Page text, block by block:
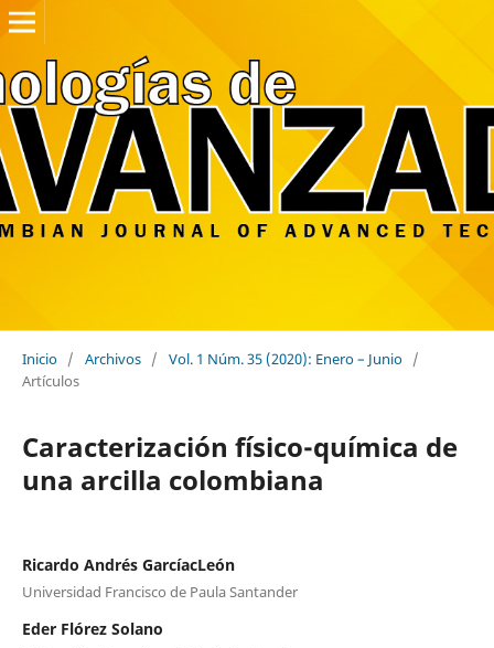
Inicio / Archivos / Vol. 1 Núm. 35 (2020): Enero – Junio /
Artículos
Caracterización físico-química de
una arcilla colombiana
Ricardo Andrés GarcíacLeón
Universidad Francisco de Paula Santander
Eder Flórez Solano